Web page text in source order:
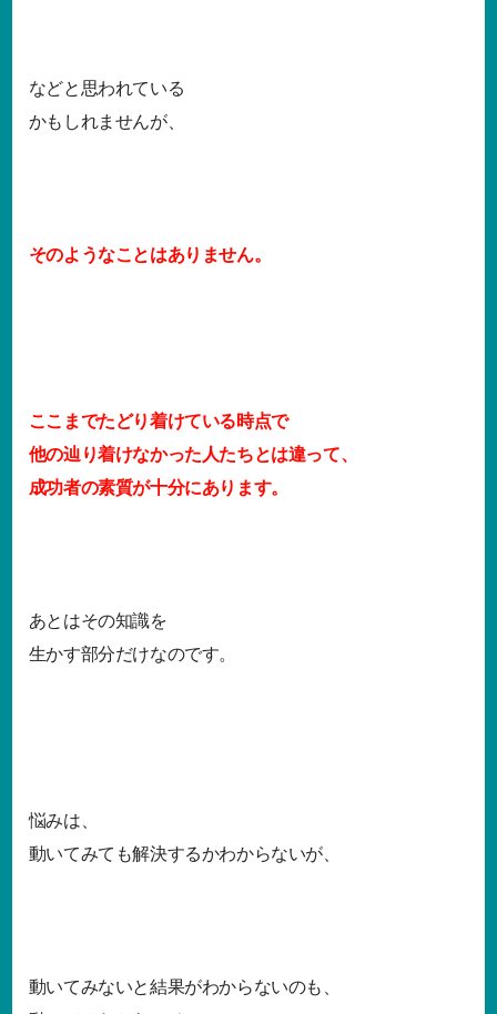
などと思われている
かもしれませんが、
そのようなことはありません。
ここまでたどり着けている時点で
他の辿り着けなかった人たちとは違って、
成功者の素質が十分にあります。
あとはその知識を
生かす部分だけなのです。
悩みは、
動いてみても解決するかわからないが、
動いてみないと結果がわからないのも、